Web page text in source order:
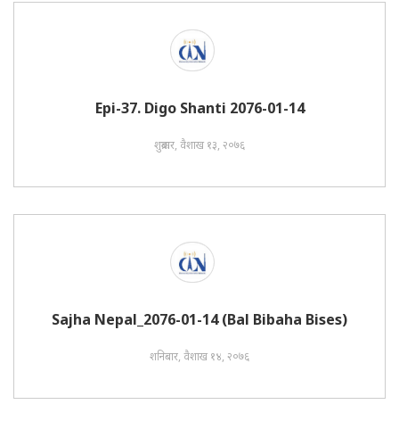
Epi-37. Digo Shanti 2076-01-14
शुक्रबार, वैशाख १३, २०७६
Sajha Nepal_2076-01-14 (Bal Bibaha Bises)
शनिबार, वैशाख १४, २०७६